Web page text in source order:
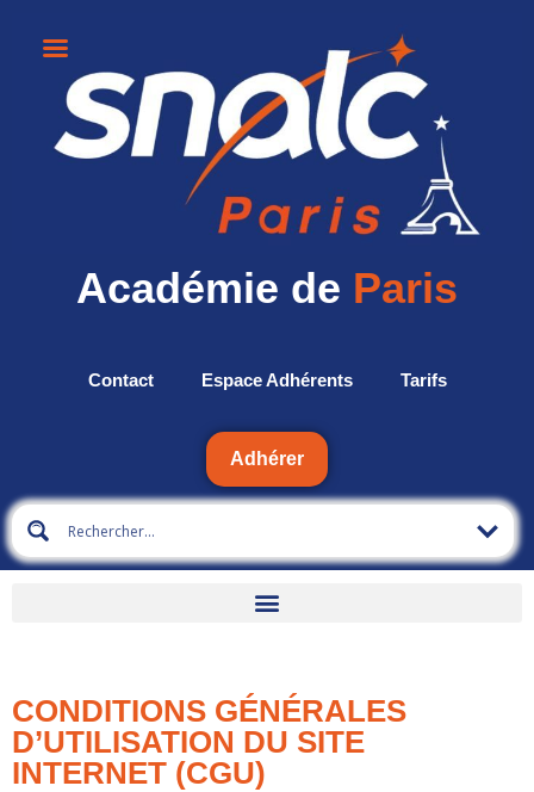
Académie de Paris
Contact Espace Adhérents Tarifs
Adhérer
CONDITIONS GÉNÉRALES
D’UTILISATION DU SITE
INTERNET (CGU)